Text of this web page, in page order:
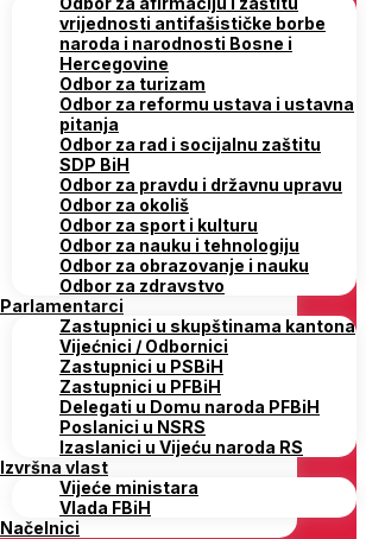
vrijednosti antifašističke borbe
naroda i narodnosti Bosne i
Hercegovine
Odbor za turizam
Odbor za reformu ustava i ustavna
pitanja
Odbor za rad i socijalnu zaštitu
SDP BiH
Odbor za pravdu i državnu upravu
Odbor za okoliš
Odbor za sport i kulturu
Odbor za nauku i tehnologiju
Odbor za obrazovanje i nauku
Odbor za zdravstvo
Parlamentarci
Zastupnici u skupštinama kantona
Vijećnici / Odbornici
Zastupnici u PSBiH
Zastupnici u PFBiH
Delegati u Domu naroda PFBiH
Poslanici u NSRS
Izaslanici u Vijeću naroda RS
Izvršna vlast
Vijeće ministara
Vlada FBiH
Načelnici